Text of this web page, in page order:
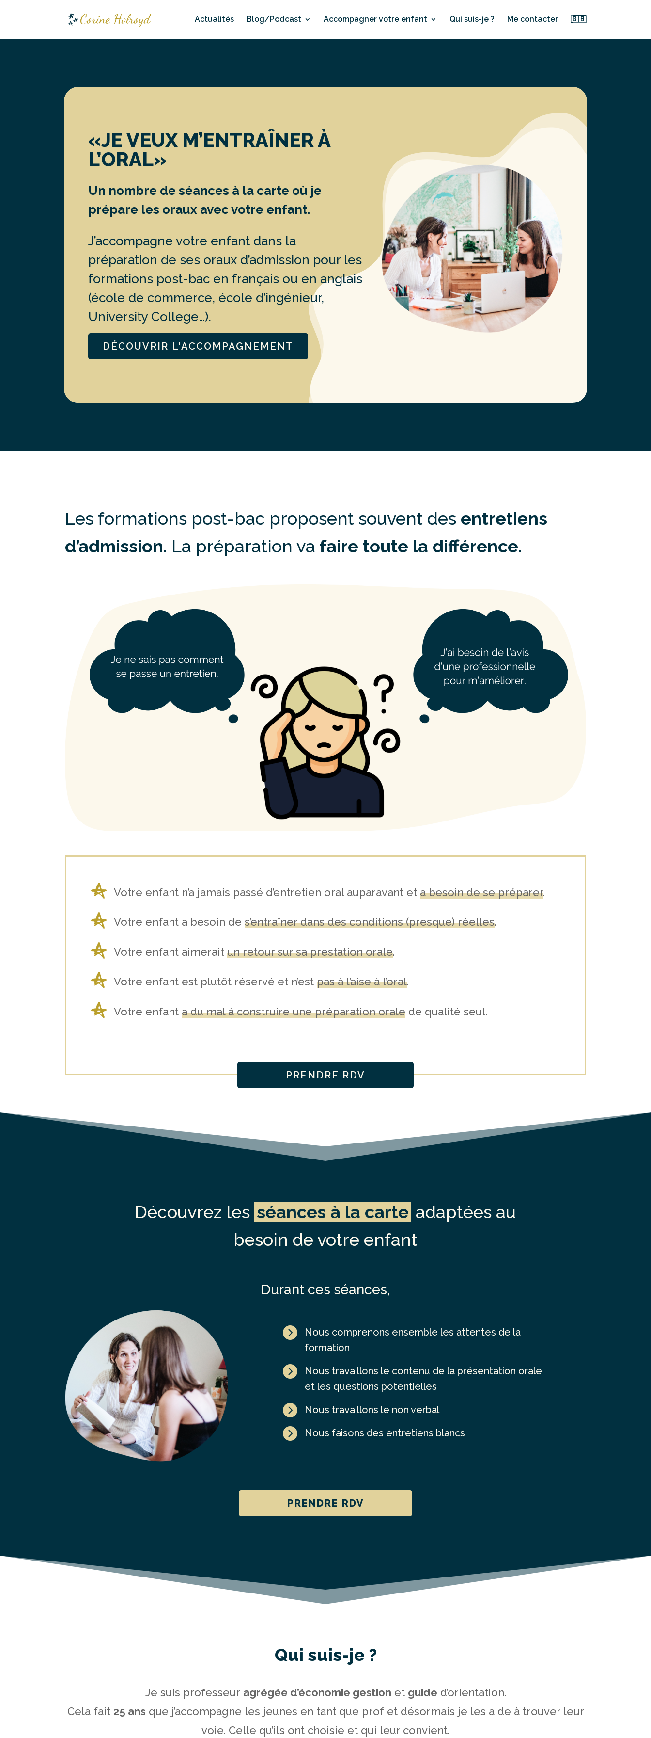
Actualités Blog/Podcast Accompagner votre enfant Qui suis-je ? Me contacter 🇬🇧
«JE VEUX M’ENTRAÎNER À
L’ORAL»
Un nombre de séances à la carte où je
prépare les oraux avec votre enfant.
J’accompagne votre enfant dans la
préparation de ses oraux d’admission pour les
formations post-bac en français ou en anglais
(école de commerce, école d’ingénieur,
University College…).
DÉCOUVRIR L'ACCOMPAGNEMENT
Les formations post-bac proposent souvent des entretiens
d’admission. La préparation va faire toute la différence.
Votre enfant n’a jamais passé d’entretien oral auparavant et a besoin de se préparer.
Votre enfant a besoin de s’entraîner dans des conditions (presque) réelles.
Votre enfant aimerait un retour sur sa prestation orale.
Votre enfant est plutôt réservé et n’est pas à l’aise à l’oral.
Votre enfant a du mal à construire une préparation oralede qualité seul.
PRENDRE RDV
Découvrez les séances à la carte adaptées au
besoin de votre enfant
Durant ces séances,

Nous comprenons ensemble les attentes de la
formation

Nous travaillons le contenu de la présentation orale
et les questions potentielles
 Nous travaillons le non verbal
 Nous faisons des entretiens blancs
PRENDRE RDV
Qui suis-je ?
Je suis professeur agrégée d’économie gestion et guide d’orientation.
Cela fait 25 ans que j’accompagne les jeunes en tant que prof et désormais je les aide à trouver leur
voie. Celle qu’ils ont choisie et qui leur convient.